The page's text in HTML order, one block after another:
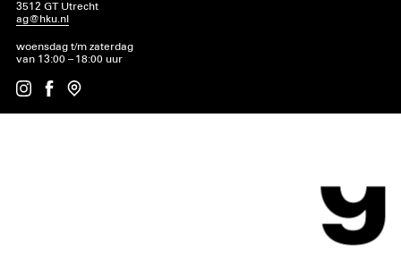
3512 GT Utrecht
ag@hku.nl
woensdag t/m zaterdag
van 13:00 – 18:00 uur